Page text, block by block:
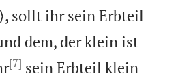
sollt ihr sein Erbteil
dem, der klein ist
[7] sein Erbteil klein